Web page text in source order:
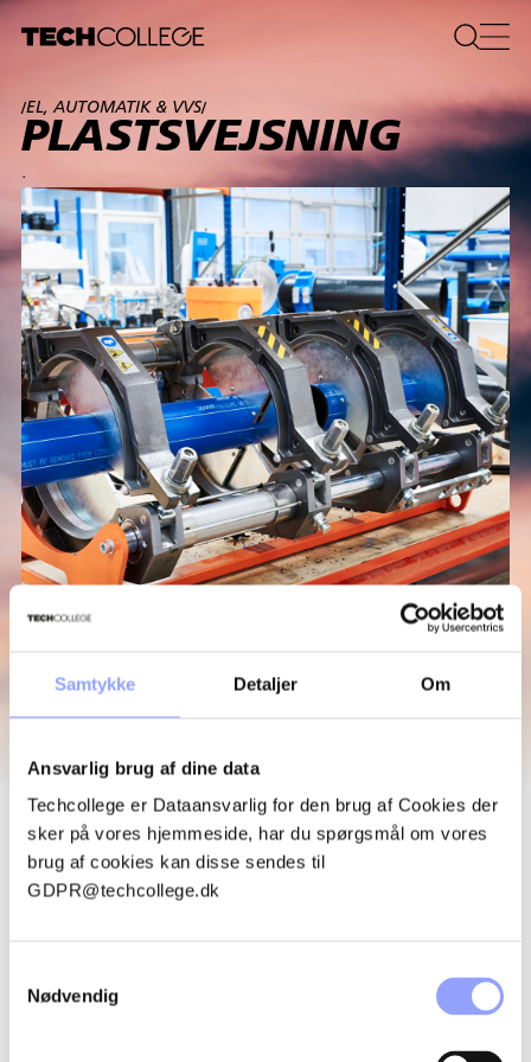
Samtykke Detaljer Om
Ansvarlig brug af dine data
Techcollege er Dataansvarlig for den brug af Cookies der
sker på vores hjemmeside, har du spørgsmål om vores
brug af cookies kan disse sendes til
GDPR@techcollege.dk
Nødvendig
/EL, AUTOMATIK & VVS/
PLASTSVEJSNING
.
SE VORES KURSER
HER
PERSONLIG SIKKERHED VED ARBEJDE MED
certifikat. Opnå grundlæggende viden og færdigheder til
sikkert arbejde med epoxy og isocyanater i
overensstemmelse med Arbejdstilsynets bekendtgørelse nr.
korrekt håndtering, brug af værnemidler samt forebyggelse